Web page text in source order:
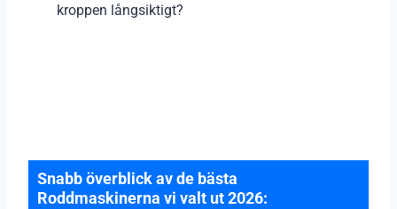
kroppen långsiktigt?
Snabb överblick av de bästa
Roddmaskinerna vi valt ut 2026: